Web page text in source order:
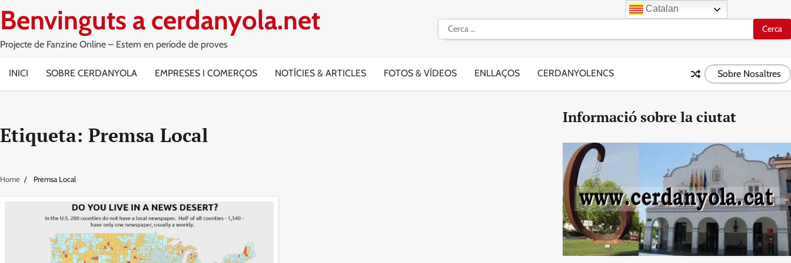
to
Benvinguts a cerdanyola.net
Projecte de Fanzine Online – Estem en període de proves
Cerca:
INICI SOBRE CERDANYOLA EMPRESES I COMERÇOS NOTÍCIES & ARTICLES FOTOS & VÍDEOS ENLLAÇOS CERDANYOLENCS Sobre Nosaltres
Etiqueta: Premsa Local
Home Premsa Local
Informació sobre la ciutat
Catalan